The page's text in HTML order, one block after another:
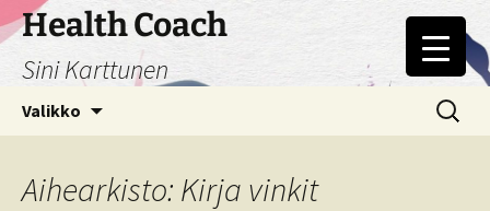
Siirry
sisältöön
Health Coach
Sini Karttunen
Valikko Haku:
Aihearkisto: Kirja vinkit